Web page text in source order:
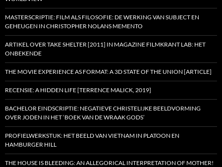
MASTERSCRIPTIE: FILM ALS FILOSOFIE: DE WERKING VAN SUBJECT EN
GEHEUGEN IN CHRISTOPHER NOLANS MEMENTO
ARTIKEL OVER TAKE SHELTER [2011] IN MAGAZINE FILMKRANT LAB: HET
ONBEKENDE
THE MOVIE EXPERIENCE AS FORMAT: A 3D STATE OF THE UNION [ARTICLE]
RECENSIE: A HIDDEN LIFE [TERRENCE MALICK, 2019]
BACHELOR EINDSCRIPTIE: NEGATIEVE CHRISTELIJKE BEELDVORMING
OVER JODEN IN HET ‘BOEK VAN DE WRAAK GODS’
PROFIELWERKSTUK: HET BEELD VAN VIETNAM IN PLATOON EN
HAMBURGER HILL
THE HOUSE IS BLEEDING: AN ALLEGORICAL INTERPRETATION OF MOTHER!